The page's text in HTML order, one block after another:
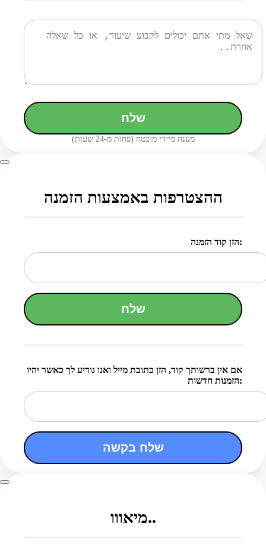
שלח
מענה מיידי מובטח (פחות מ-24 שעות)
ההצטרפות באמצעות הזמנה
הזן קוד הזמנה:
שלח
אם אין ברשותך קוד, הזן כתובת מייל ואנו נודיע לך כאשר יהיו
הזמנות חדשות:
שלח בקשה
מיאווו..